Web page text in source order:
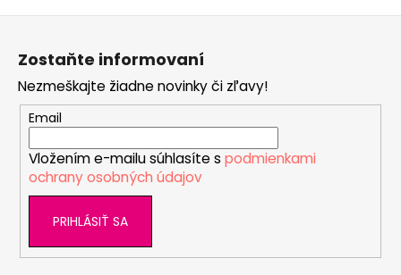
Zostaňte informovaní
Nezmeškajte žiadne novinky či zľavy!
Email
Vložením e-mailu súhlasíte s podmienkami
ochrany osobných údajov
PRIHLÁSIŤ SA